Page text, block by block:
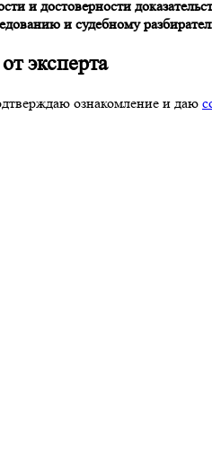
и достоверности
и судебному
эксперта
ознакомление и даю